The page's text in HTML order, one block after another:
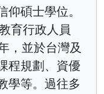
碩士學位。
育行政人員
，並於台灣及
程規劃、資優
學等。過往多